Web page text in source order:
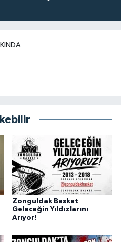
Zonguldak Basket
Geleceğin Yıldızlarını
Arıyor!